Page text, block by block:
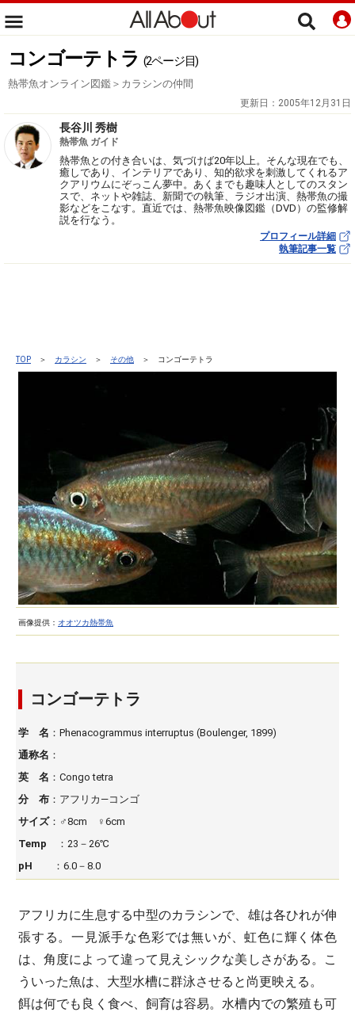
コンゴーテトラ (2ページ目)
熱帯魚オンライン図鑑＞カラシンの仲間
更新日： 2005年12月31日
長谷川 秀樹
熱帯魚 ガイド
熱帯魚との付き合いは、気づけば20年以上。そんな現在でも、
癒しであり、インテリアであり、知的欲求を刺激してくれるア
クアリウムにぞっこん夢中。あくまでも趣味人としてのスタン
スで、ネットや雑誌、新聞での執筆、ラジオ出演、熱帯魚の撮
影などをこなす。直近では、熱帯魚映像図鑑（DVD）の監修解
説を行なう。
プロフィール詳細
執筆記事一覧
TOP ＞ カラシン ＞ その他 ＞ コンゴーテトラ
画像提供： オオツカ熱帯魚
コンゴーテトラ
学 名 ：Phenacogrammus interruptus (Boulenger, 1899)
通称名 ：
英 名 ：Congo tetra
分 布 ：アフリカ―コンゴ
サイズ：♂8cm ♀6cm
Temp ：23－26℃
pH
：6.0－8.0
アフリカに生息する中型のカラシンで、雄は各ひれが伸
張する。一見派手な色彩では無いが、虹色に輝く体色
は、角度によって違って見えシックな美しさがある。こ
ういった魚は、大型水槽に群泳させると尚更映える。
餌は何でも良く食べ、飼育は容易。水槽内での繁殖も可